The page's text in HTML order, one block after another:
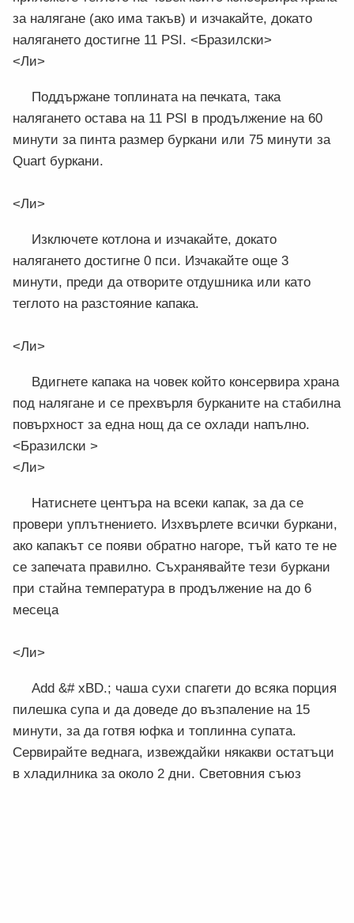
за налягане (ако има такъв) и изчакайте, докато
налягането достигне 11 PSI. <Бразилски>
<Ли>
Поддържане топлината на печката, така
налягането остава на 11 PSI в продължение на 60
минути за пинта размер буркани или 75 минути за
Quart буркани.
<Ли>
Изключете котлона и изчакайте, докато
налягането достигне 0 пси. Изчакайте още 3
минути, преди да отворите отдушника или като
теглото на разстояние капака.
<Ли>
Вдигнете капака на човек който консервира храна
под налягане и се прехвърля бурканите на стабилна
повърхност за една нощ да се охлади напълно.
<Бразилски >
<Ли>
Натиснете центъра на всеки капак, за да се
провери уплътнението. Изхвърлете всички буркани,
ако капакът се появи обратно нагоре, тъй като те не
се запечата правилно. Съхранявайте тези буркани
при стайна температура в продължение на до 6
месеца
<Ли>
Add &# xBD.; чаша сухи спагети до всяка порция
пилешка супа и да доведе до възпаление на 15
минути, за да готвя юфка и топлинна супата.
Сервирайте веднага, извеждайки някакви остатъци
в хладилника за около 2 дни. Световния съюз